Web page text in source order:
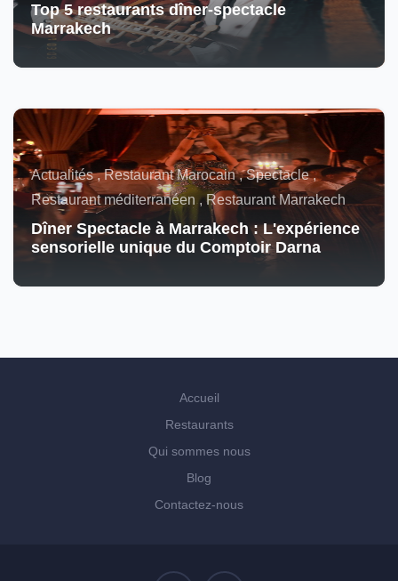
Top 5 restaurants dîner-spectacle
Marrakech
Actualités , Restaurant Marocain , Spectacle ,
Restaurant méditerranéen , Restaurant Marrakech
Dîner Spectacle à Marrakech : L'expérience
sensorielle unique du Comptoir Darna
Accueil
Restaurants
Qui sommes nous
Blog
Contactez-nous